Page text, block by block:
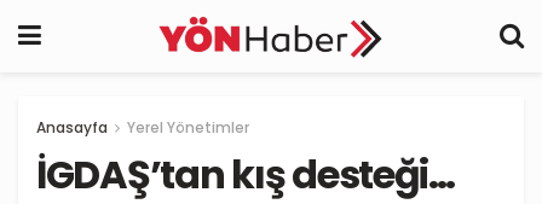
Anasayfa Yerel Yönetimler
İGDAŞ’tan kış desteği…